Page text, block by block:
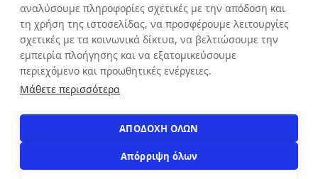
Κυριακή: ΚΛΕΙΣΤΑ
ΕΠΙΚΟΙΝΩΝΙΑ
αναλύσουμε πληροφορίες σχετικές με την απόδοση και
τη χρήση της ιστοσελίδας, να προσφέρουμε λειτουργίες
σχετικές με τα κοινωνικά δίκτυα, να βελτιώσουμε την
εμπειρία πλοήγησης και να εξατομικεύσουμε
περιεχόμενο και προωθητικές ενέργειες.
Μάθετε περισσότερα
ΑΠΟΔΟΧΗ ΟΛΩΝ
Απόρριψη όλων